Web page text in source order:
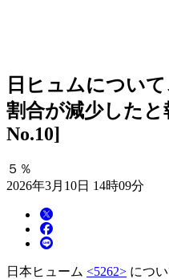
日ヒュムについ
割合が減少した
No.10]
５％
2026年3月10日 14時09分
日本ヒューム <5262> につい